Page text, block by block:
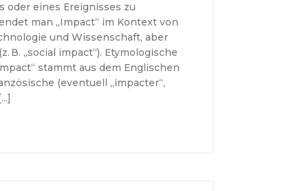
oder eines Ereignisses zu
man „Impact“ im Kontext von
und Wissenschaft, aber
B. „social impact“). Etymologische
stammt aus dem Englischen
(eventuell „impacter“,